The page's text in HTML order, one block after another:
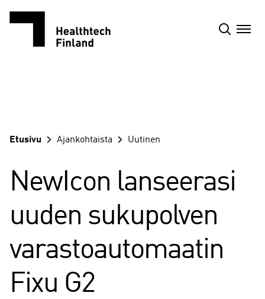
Etusivu Ajankohtaista Uutinen
NewIcon lanseerasi
uuden sukupolven
varastoautomaatin
Fixu G2